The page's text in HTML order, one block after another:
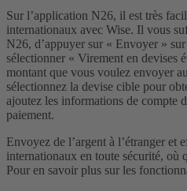
Sur l’application N26, il est très
internationaux avec Wise. Il vous
N26, d’appuyer sur « Envoyer »
sélectionner « Virement en devises
montant que vous voulez envoyer
sélectionnez la devise cible pour
ajoutez les informations de compte
paiement.
Envoyez de l’argent à l’étranger et
internationaux en toute sécurité, où
Pour en savoir plus sur les